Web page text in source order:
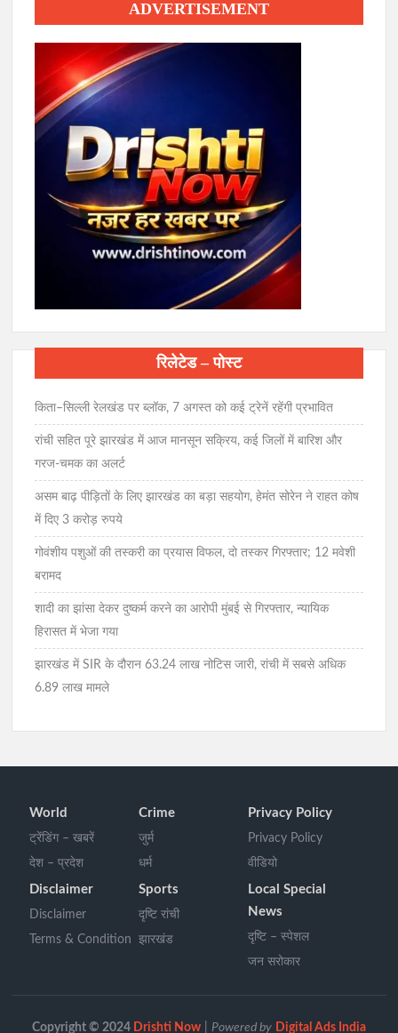
ADVERTISEMENT
रिलेटेड – पोस्ट
किता–सिल्ली रेलखंड पर ब्लॉक, 7 अगस्त को कई ट्रेनें रहेंगी प्रभावित
रांची सहित पूरे झारखंड में आज मानसून सक्रिय, कई जिलों में बारिश और
गरज-चमक का अलर्ट
असम बाढ़ पीड़ितों के लिए झारखंड का बड़ा सहयोग, हेमंत सोरेन ने राहत कोष
में दिए 3 करोड़ रुपये
गोवंशीय पशुओं की तस्करी का प्रयास विफल, दो तस्कर गिरफ्तार; 12 मवेशी
बरामद
शादी का झांसा देकर दुष्कर्म करने का आरोपी मुंबई से गिरफ्तार, न्यायिक
हिरासत में भेजा गया
झारखंड में SIR के दौरान 63.24 लाख नोटिस जारी, रांची में सबसे अधिक
6.89 लाख मामले
World
ट्रेंडिंग – खबरें
देश – प्रदेश
Crime
जुर्म
धर्म
Privacy Policy
Privacy Policy
वीडियो
Disclaimer
Disclaimer
Terms & Condition
Sports
दृष्टि रांची
झारखंड
Local Special
News
दृष्टि – स्पेशल
जन सरोकार
Copyright © 2024 Drishti Now| Powered by Digital Ads India